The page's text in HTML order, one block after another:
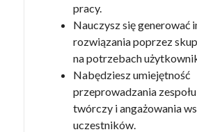
pracy.
Nauczysz się generować
rozwiązania poprzez
na potrzebach
Nabędziesz umiejętność
przeprowadzania
twórczy i angażowania
uczestników.